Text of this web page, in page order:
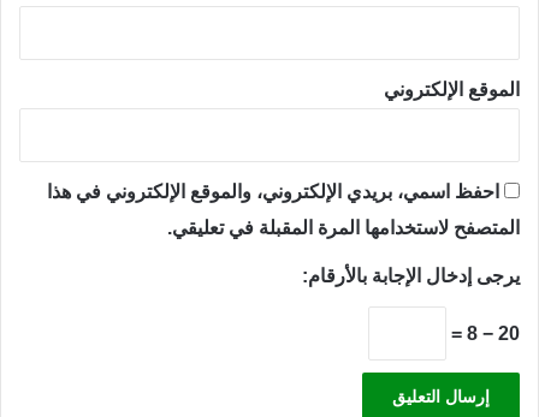
الموقع الإلكتروني
احفظ اسمي، بريدي الإلكتروني، والموقع الإلكتروني في هذا
المتصفح لاستخدامها المرة المقبلة في تعليقي.
يرجى إدخال الإجابة بالأرقام:
20 − 8 =